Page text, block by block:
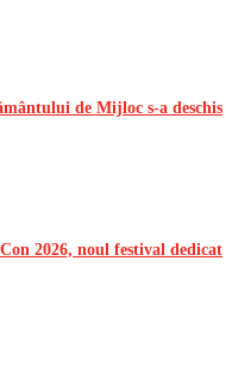
de Mijloc s-a deschis
2026, noul festival dedicat